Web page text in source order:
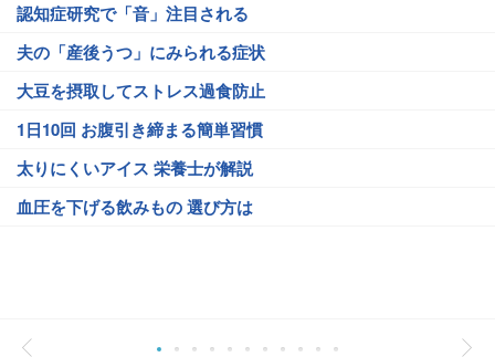
認知症研究で「音」注目される
夫の「産後うつ」にみられる症状
大豆を摂取してストレス過食防止
1日10回 お腹引き締まる簡単習慣
太りにくいアイス 栄養士が解説
血圧を下げる飲みもの 選び方は